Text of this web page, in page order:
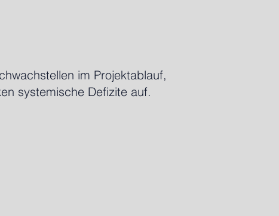
im Projektablauf,
systemische Defizite auf.